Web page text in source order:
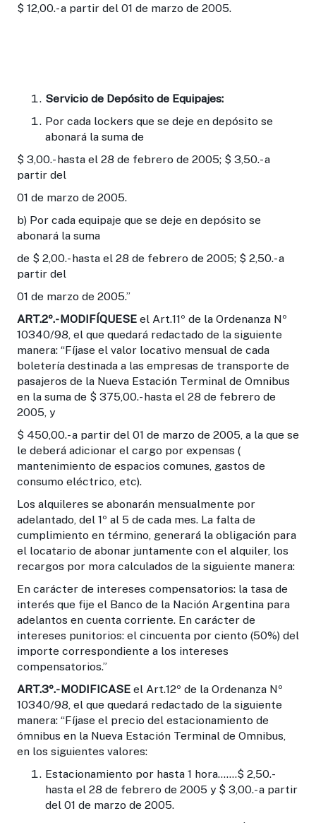
$ 12,00.- a partir del 01 de marzo de 2005.
Servicio de Depósito de Equipajes:
Por cada lockers que se deje en depósito se
abonará la suma de
$ 3,00.- hasta el 28 de febrero de 2005; $ 3,50.- a
partir del
01 de marzo de 2005.
b) Por cada equipaje que se deje en depósito se
abonará la suma
de $ 2,00.- hasta el 28 de febrero de 2005; $ 2,50.- a
partir del
01 de marzo de 2005.”
ART.2º.-MODIFÍQUESE el Art.11º de la Ordenanza Nº
10340/98, el que quedará redactado de la siguiente
manera: “Fíjase el valor locativo mensual de cada
boletería destinada a las empresas de transporte de
pasajeros de la Nueva Estación Terminal de Omnibus
en la suma de $ 375,00.- hasta el 28 de febrero de
2005, y
$ 450,00.- a partir del 01 de marzo de 2005, a la que se
le deberá adicionar el cargo por expensas (
mantenimiento de espacios comunes, gastos de
consumo eléctrico, etc).
Los alquileres se abonarán mensualmente por
adelantado, del 1º al 5 de cada mes. La falta de
cumplimiento en término, generará la obligación para
el locatario de abonar juntamente con el alquiler, los
recargos por mora calculados de la siguiente manera:
En carácter de intereses compensatorios: la tasa de
interés que fije el Banco de la Nación Argentina para
adelantos en cuenta corriente. En carácter de
intereses punitorios: el cincuenta por ciento (50%) del
importe correspondiente a los intereses
compensatorios.”
ART.3º.-MODIFICASE el Art.12º de la Ordenanza Nº
10340/98, el que quedará redactado de la siguiente
manera: “Fíjase el precio del estacionamiento de
ómnibus en la Nueva Estación Terminal de Omnibus,
en los siguientes valores:
Estacionamiento por hasta 1 hora.......$ 2,50.-
hasta el 28 de febrero de 2005 y $ 3,00.- a partir
del 01 de marzo de 2005.